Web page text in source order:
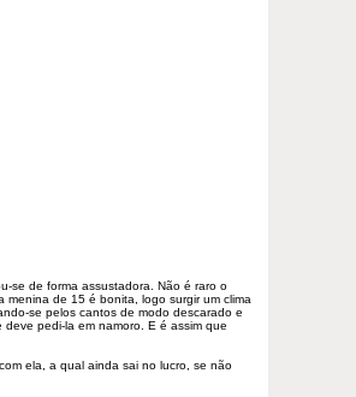
se de forma assustadora. Não é raro o
de 15 é bonita, logo surgir um clima
se pelos cantos de modo descarado e
pedi-la em namoro. E é assim que
ela, a qual ainda sai no lucro, se não